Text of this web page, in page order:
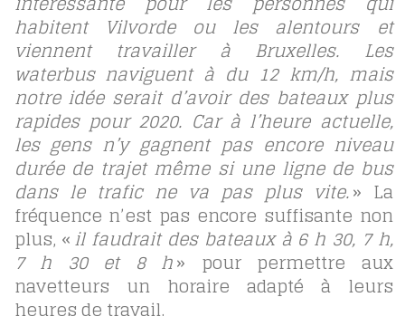
habitent Vilvorde ou les alentours et
viennent travailler à Bruxelles. Les
waterbus naviguent à du 12 km/h, mais
notre idée serait d’avoir des bateaux plus
rapides pour 2020. Car à l’heure actuelle,
les gens n’y gagnent pas encore niveau
durée de trajet même si une ligne de bus
dans le trafic ne va pas plus vite.» La
fréquence n’est pas encore suffisante non
plus, «il faudrait des bateaux à 6 h 30, 7 h,
7 h 30 et 8 h» pour permettre aux
navetteurs un horaire adapté à leurs
heures de travail.